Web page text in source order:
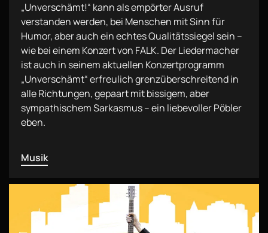
„Unverschämt!“ kann als empörter Ausruf
verstanden werden, bei Menschen mit Sinn für
Humor, aber auch ein echtes Qualitätssiegel sein –
wie bei einem Konzert von FALK. Der Liedermacher
ist auch in seinem aktuellen Konzertprogramm
„Unverschämt“ erfreulich grenzüberschreitend in
alle Richtungen, gepaart mit bissigem, aber
sympathischem Sarkasmus – ein liebevoller Pöbler
eben.
Musik